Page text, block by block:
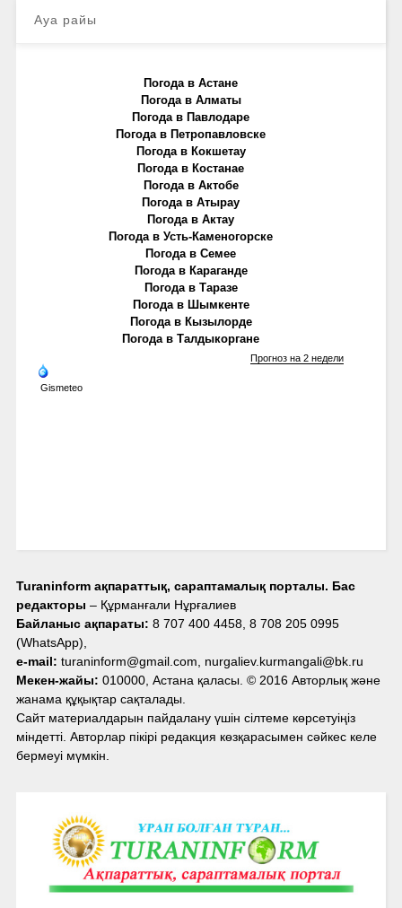
Ауа райы
Погода в Астане
Погода в Алматы
Погода в Павлодаре
Погода в Петропавловске
Погода в Кокшетау
Погода в Костанае
Погода в Актобе
Погода в Атырау
Погода в Актау
Погода в Усть-Каменогорске
Погода в Семее
Погода в Караганде
Погода в Таразе
Погода в Шымкенте
Погода в Кызылорде
Погода в Талдыкоргане
Gismeteo
Прогноз на 2 недели
Turaninform ақпараттық, сараптамалық порталы. Бас
редакторы – Құрманғали Нұрғалиев
Байланыс ақпараты: 8 707 400 4458, 8 708 205 0995
(WhatsApp),
e-mail: turaninform@gmail.com, nurgaliev.kurmangali@bk.ru
Мекен-жайы: 010000, Астана қаласы. © 2016 Авторлық және
жанама құқықтар сақталады.
Сайт материалдарын пайдалану үшін сілтеме көрсетуіңіз
міндетті. Авторлар пікірі редакция көзқарасымен сәйкес келе
бермеуі мүмкін.